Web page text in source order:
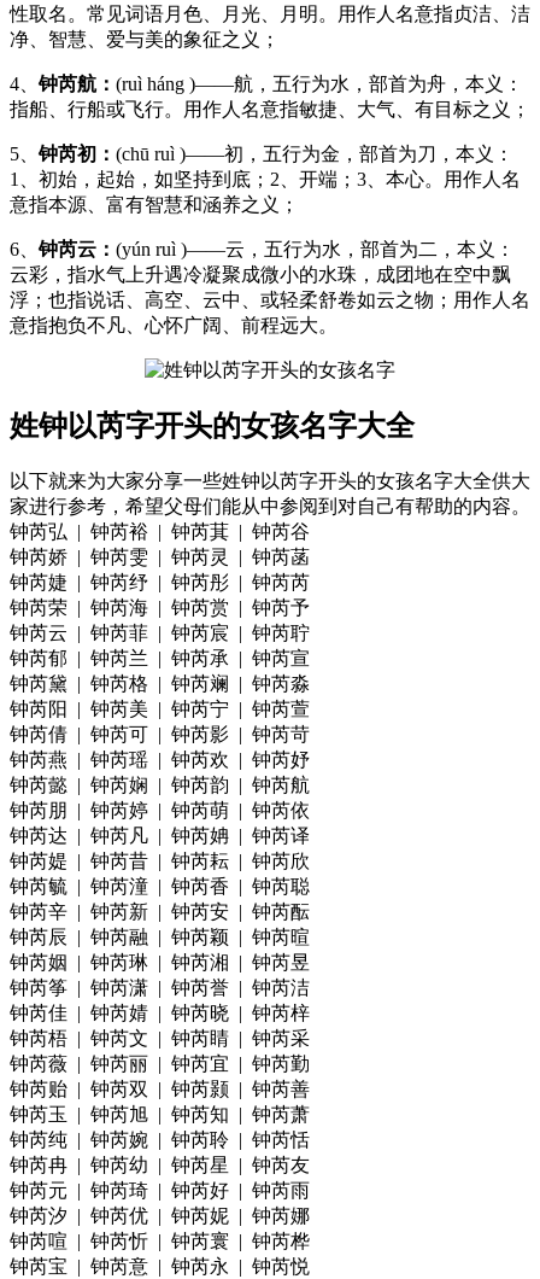
性取名。常见词语月色、月光、月明。用作人名意指贞洁、洁
净、智慧、爱与美的象征之义；
4、钟芮航： (ruì háng )——航，五行为水，部首为舟，本义：
指船、行船或飞行。用作人名意指敏捷、大气、有目标之义；
5、钟芮初： (chū ruì )——初，五行为金，部首为刀，本义：
1、初始，起始，如坚持到底；2、开端；3、本心。用作人名
意指本源、富有智慧和涵养之义；
6、钟芮云： (yún ruì )——云，五行为水，部首为二，本义：
云彩，指水气上升遇冷凝聚成微小的水珠，成团地在空中飘
浮；也指说话、高空、云中、或轻柔舒卷如云之物；用作人名
意指抱负不凡、心怀广阔、前程远大。
姓钟以芮字开头的女孩名字大全
以下就来为大家分享一些姓钟以芮字开头的女孩名字大全供大
家进行参考，希望父母们能从中参阅到对自己有帮助的内容。
钟芮弘 | 钟芮裕 | 钟芮萁 | 钟芮谷
钟芮娇 | 钟芮雯 | 钟芮灵 | 钟芮菡
钟芮婕 | 钟芮纾 | 钟芮彤 | 钟芮芮
钟芮荣 | 钟芮海 | 钟芮赏 | 钟芮予
钟芮云 | 钟芮菲 | 钟芮宸 | 钟芮聍
钟芮郁 | 钟芮兰 | 钟芮承 | 钟芮宣
钟芮黛 | 钟芮格 | 钟芮斓 | 钟芮淼
钟芮阳 | 钟芮美 | 钟芮宁 | 钟芮萱
钟芮倩 | 钟芮可 | 钟芮影 | 钟芮苛
钟芮燕 | 钟芮瑶 | 钟芮欢 | 钟芮妤
钟芮懿 | 钟芮娴 | 钟芮韵 | 钟芮航
钟芮朋 | 钟芮婷 | 钟芮萌 | 钟芮依
钟芮达 | 钟芮凡 | 钟芮姌 | 钟芮译
钟芮媞 | 钟芮昔 | 钟芮耘 | 钟芮欣
钟芮毓 | 钟芮潼 | 钟芮香 | 钟芮聪
钟芮辛 | 钟芮新 | 钟芮安 | 钟芮酝
钟芮辰 | 钟芮融 | 钟芮颖 | 钟芮暄
钟芮姻 | 钟芮琳 | 钟芮湘 | 钟芮昱
钟芮筝 | 钟芮潇 | 钟芮誉 | 钟芮洁
钟芮佳 | 钟芮婧 | 钟芮晓 | 钟芮梓
钟芮梧 | 钟芮文 | 钟芮睛 | 钟芮采
钟芮薇 | 钟芮丽 | 钟芮宜 | 钟芮勤
钟芮贻 | 钟芮双 | 钟芮颢 | 钟芮善
钟芮玉 | 钟芮旭 | 钟芮知 | 钟芮萧
钟芮纯 | 钟芮婉 | 钟芮聆 | 钟芮恬
钟芮冉 | 钟芮幼 | 钟芮星 | 钟芮友
钟芮元 | 钟芮琦 | 钟芮好 | 钟芮雨
钟芮汐 | 钟芮优 | 钟芮妮 | 钟芮娜
钟芮喧 | 钟芮忻 | 钟芮寰 | 钟芮桦
钟芮宝 | 钟芮意 | 钟芮永 | 钟芮悦